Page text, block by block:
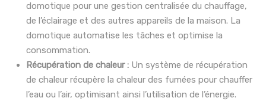
domotique pour une gestion centralisée du chauffage,
de l’éclairage et des autres appareils de la maison. La
domotique automatise les tâches et optimise la
consommation.
Récupération de chaleur : Un système de récupération
de chaleur récupère la chaleur des fumées pour chauffer
l’eau ou l’air, optimisant ainsi l’utilisation de l’énergie.